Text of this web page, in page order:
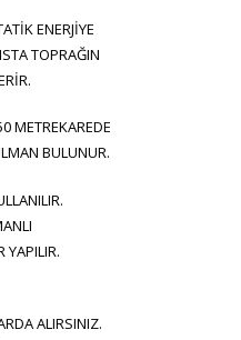
ENERJİYE
TOPRAĞIN
METREKAREDE
BULUNUR.
YAPILIR.
ALIRSINIZ.